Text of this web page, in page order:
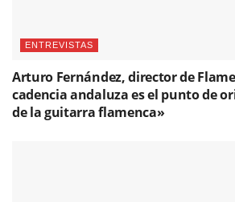
ENTREVISTAS
Arturo Fernández, director de
cadencia andaluza es el punto de
de la guitarra flamenca»